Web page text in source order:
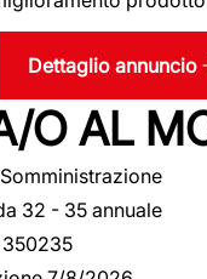
Dettaglio annuncio
O AL
Somministrazione
32 - 35 annuale
350235